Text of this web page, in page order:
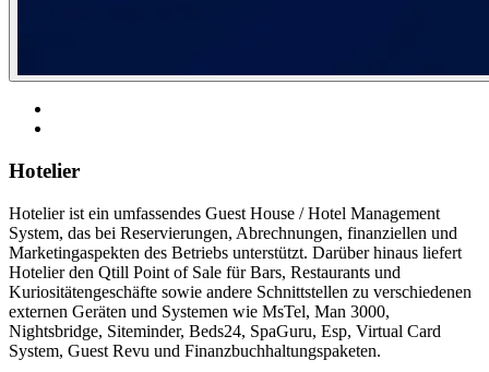
Hotelier
Hotelier ist ein umfassendes Guest House / Hotel Management
System, das bei Reservierungen, Abrechnungen, finanziellen und
Marketingaspekten des Betriebs unterstützt. Darüber hinaus liefert
Hotelier den Qtill Point of Sale für Bars, Restaurants und
Kuriositätengeschäfte sowie andere Schnittstellen zu verschiedenen
externen Geräten und Systemen wie MsTel, Man 3000,
Nightsbridge, Siteminder, Beds24, SpaGuru, Esp, Virtual Card
System, Guest Revu und Finanzbuchhaltungspaketen.